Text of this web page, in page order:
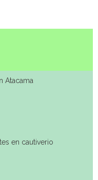
Atacama
en cautiverio